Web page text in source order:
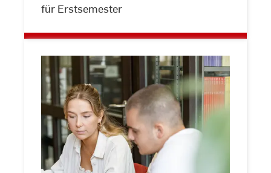
für Erstsemester